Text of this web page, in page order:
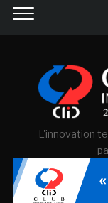
L'innovation